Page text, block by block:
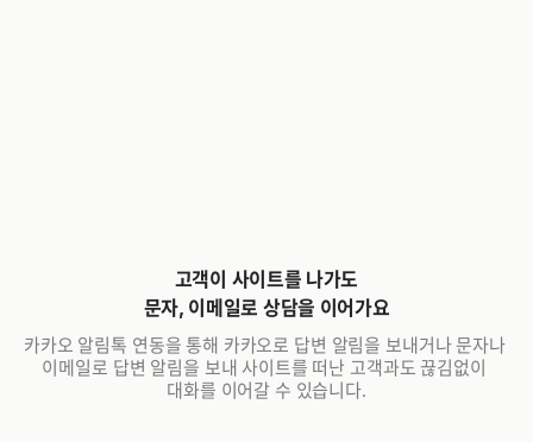
고객이 사이트를 나가도
문자, 이메일로 상담을 이어가요
카카오 알림톡 연동을 통해 카카오로 답변 알림을 보내거나 문자나
이메일로 답변 알림을 보내 사이트를 떠난 고객과도 끊김없이
대화를 이어갈 수 있습니다.